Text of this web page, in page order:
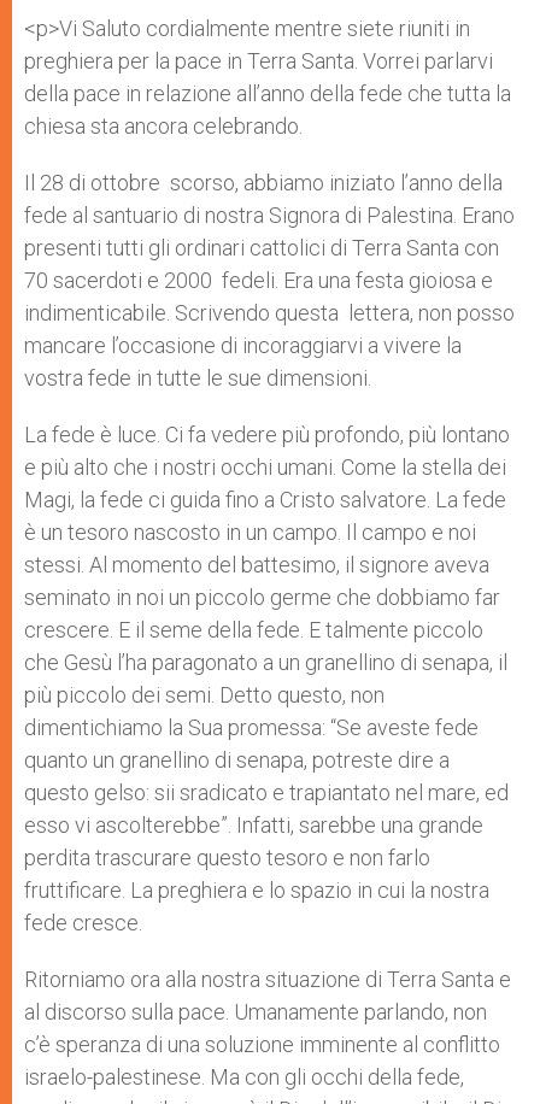
<p>Vi Saluto cordialmente mentre siete riuniti in
preghiera per la pace in Terra Santa. Vorrei parlarvi
della pace in relazione all’anno della fede che tutta la
chiesa sta ancora celebrando.
Il 28 di ottobre scorso, abbiamo iniziato l’anno della
fede al santuario di nostra Signora di Palestina. Erano
presenti tutti gli ordinari cattolici di Terra Santa con
70 sacerdoti e 2000 fedeli. Era una festa gioiosa e
indimenticabile. Scrivendo questa lettera, non posso
mancare l’occasione di incoraggiarvi a vivere la
vostra fede in tutte le sue dimensioni.
La fede è luce. Ci fa vedere più profondo, più lontano
e più alto che i nostri occhi umani. Come la stella dei
Magi, la fede ci guida fino a Cristo salvatore. La fede
è un tesoro nascosto in un campo. Il campo e noi
stessi. Al momento del battesimo, il signore aveva
seminato in noi un piccolo germe che dobbiamo far
crescere. E il seme della fede. E talmente piccolo
che Gesù l’ha paragonato a un granellino di senapa, il
più piccolo dei semi. Detto questo, non
dimentichiamo la Sua promessa: “Se aveste fede
quanto un granellino di senapa, potreste dire a
questo gelso: sii sradicato e trapiantato nel mare, ed
esso vi ascolterebbe”. Infatti, sarebbe una grande
perdita trascurare questo tesoro e non farlo
fruttificare. La preghiera e lo spazio in cui la nostra
fede cresce.
Ritorniamo ora alla nostra situazione di Terra Santa e
al discorso sulla pace. Umanamente parlando, non
c’è speranza di una soluzione imminente al conflitto
israelo-palestinese. Ma con gli occhi della fede,